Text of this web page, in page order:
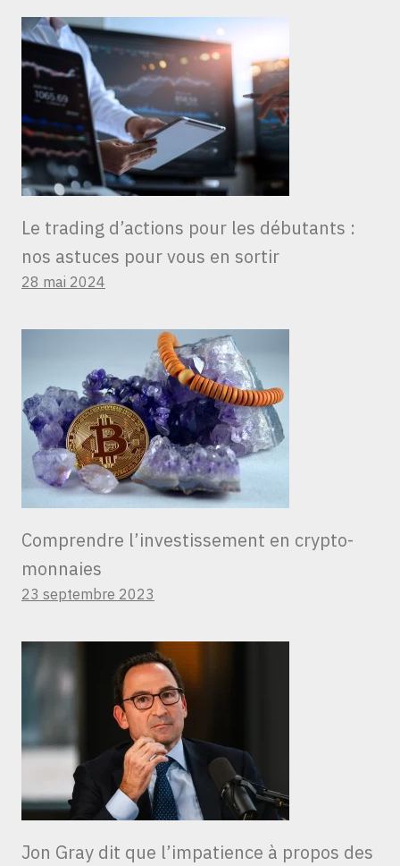
Le trading d’actions pour les débutants :
nos astuces pour vous en sortir
28 mai 2024
Comprendre l’investissement en crypto-
monnaies
23 septembre 2023
Jon Gray dit que l’impatience à propos des